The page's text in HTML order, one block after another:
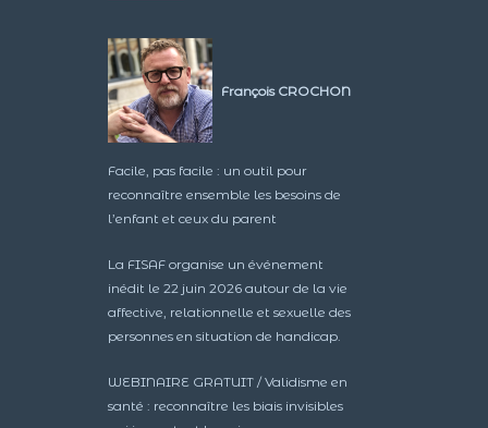
François CROCHON
Facile, pas facile : un outil pour
reconnaître ensemble les besoins de
l’enfant et ceux du parent
La FISAF organise un événement
inédit le 22 juin 2026 autour de la vie
affective, relationnelle et sexuelle des
personnes en situation de handicap.
WEBINAIRE GRATUIT / Validisme en
santé : reconnaître les biais invisibles